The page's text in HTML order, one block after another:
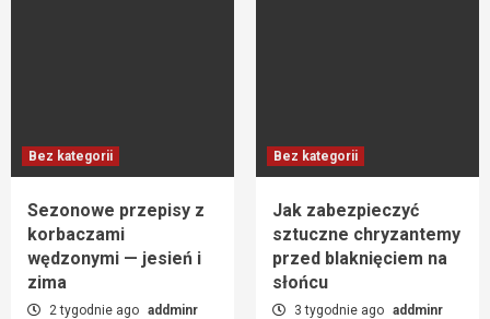
Bez kategorii
Sezonowe przepisy z
korbaczami
wędzonymi — jesień i
zima
2 tygodnie ago addminr
Bez kategorii
Jak zabezpieczyć
sztuczne chryzantemy
przed blaknięciem na
słońcu
3 tygodnie ago addminr